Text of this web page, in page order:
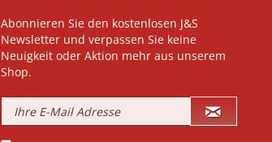
Abonnieren Sie den kostenlosen J&S
Newsletter und verpassen Sie keine
Neuigkeit oder Aktion mehr aus unserem
Shop.